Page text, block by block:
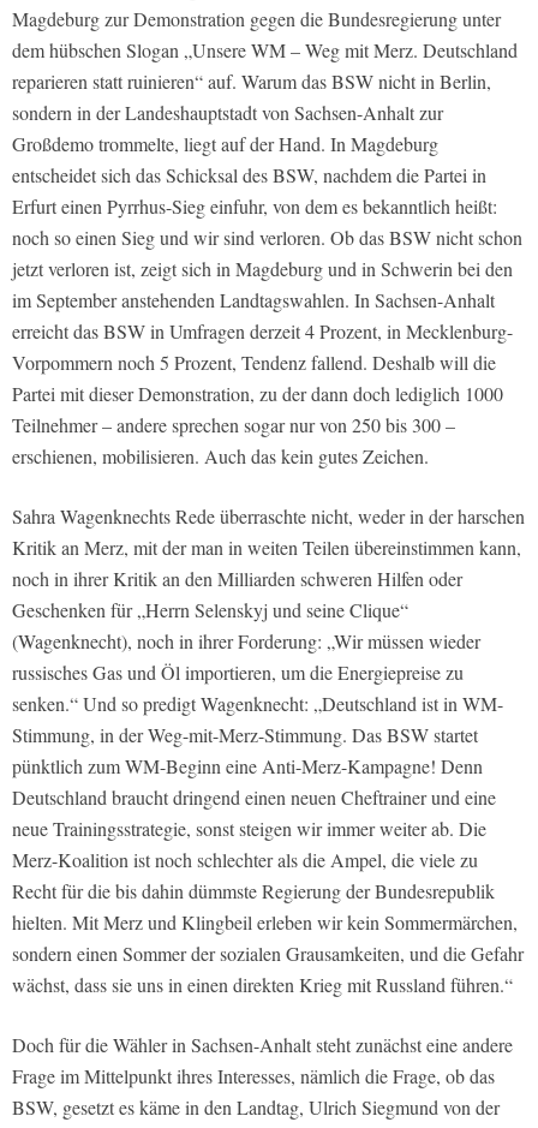
Magdeburg zur Demonstration gegen die Bundesregierung unter
dem hübschen Slogan „Unsere WM – Weg mit Merz. Deutschland
reparieren statt ruinieren“ auf. Warum das BSW nicht in Berlin,
sondern in der Landeshauptstadt von Sachsen-Anhalt zur
Großdemo trommelte, liegt auf der Hand. In Magdeburg
entscheidet sich das Schicksal des BSW, nachdem die Partei in
Erfurt einen Pyrrhus-Sieg einfuhr, von dem es bekanntlich heißt:
noch so einen Sieg und wir sind verloren. Ob das BSW nicht schon
jetzt verloren ist, zeigt sich in Magdeburg und in Schwerin bei den
im September anstehenden Landtagswahlen. In Sachsen-Anhalt
erreicht das BSW in Umfragen derzeit 4 Prozent, in Mecklenburg-
Vorpommern noch 5 Prozent, Tendenz fallend. Deshalb will die
Partei mit dieser Demonstration, zu der dann doch lediglich 1000
Teilnehmer – andere sprechen sogar nur von 250 bis 300 –
erschienen, mobilisieren. Auch das kein gutes Zeichen.
Sahra Wagenknechts Rede überraschte nicht, weder in der harschen
Kritik an Merz, mit der man in weiten Teilen übereinstimmen kann,
noch in ihrer Kritik an den Milliarden schweren Hilfen oder
Geschenken für „Herrn Selenskyj und seine Clique“
(Wagenknecht), noch in ihrer Forderung: „Wir müssen wieder
russisches Gas und Öl importieren, um die Energiepreise zu
senken.“ Und so predigt Wagenknecht: „Deutschland ist in WM-
Stimmung, in der Weg-mit-Merz-Stimmung. Das BSW startet
pünktlich zum WM-Beginn eine Anti-Merz-Kampagne! Denn
Deutschland braucht dringend einen neuen Cheftrainer und eine
neue Trainingsstrategie, sonst steigen wir immer weiter ab. Die
Merz-Koalition ist noch schlechter als die Ampel, die viele zu
Recht für die bis dahin dümmste Regierung der Bundesrepublik
hielten. Mit Merz und Klingbeil erleben wir kein Sommermärchen,
sondern einen Sommer der sozialen Grausamkeiten, und die Gefahr
wächst, dass sie uns in einen direkten Krieg mit Russland führen.“
Doch für die Wähler in Sachsen-Anhalt steht zunächst eine andere
Frage im Mittelpunkt ihres Interesses, nämlich die Frage, ob das
BSW, gesetzt es käme in den Landtag, Ulrich Siegmund von der